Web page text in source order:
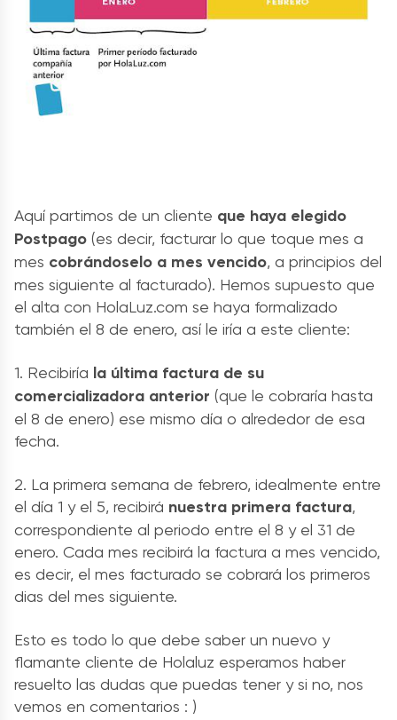
Aquí partimos de un cliente que haya elegido
Postpago (es decir, facturar lo que toque mes a
mes cobrándoselo a mes vencido, a principios del
mes siguiente al facturado). Hemos supuesto que
el alta con HolaLuz.com se haya formalizado
también el 8 de enero, así le iría a este cliente:
1. Recibiría la última factura de su
comercializadora anterior (que le cobraría hasta
el 8 de enero) ese mismo día o alrededor de esa
fecha.
2. La primera semana de febrero, idealmente entre
el día 1 y el 5, recibirá nuestra primera factura,
correspondiente al periodo entre el 8 y el 31 de
enero. Cada mes recibirá la factura a mes vencido,
es decir, el mes facturado se cobrará los primeros
dias del mes siguiente.
Esto es todo lo que debe saber un nuevo y
flamante cliente de Holaluz esperamos haber
resuelto las dudas que puedas tener y si no, nos
vemos en comentarios : )